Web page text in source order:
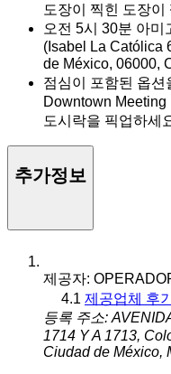
도장이 찍힌 도장이
오전 5시 30분 아미
(Isabel La Católica
de México, 06000,
점심이 포함된 옵션
Downtown Meeting
도시락을 픽업하세
추가정보
제공자:
4.1 제공업체 후
등록 주소:
1714 Y A 1713,
Ciudad de México,